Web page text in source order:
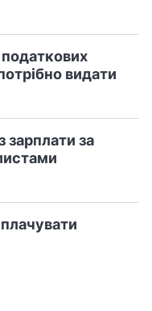
видати
зарплати за